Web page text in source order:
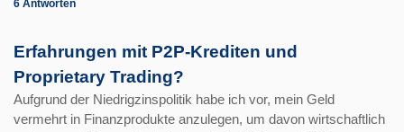
6 Antworten
Erfahrungen mit P2P-Krediten und
Proprietary Trading?
Aufgrund der Niedrigzinspolitik habe ich vor, mein Geld
vermehrt in Finanzprodukte anzulegen, um davon wirtschaftlich